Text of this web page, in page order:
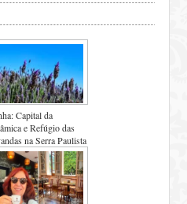
Capital da
e Refúgio das
na Serra Paulista